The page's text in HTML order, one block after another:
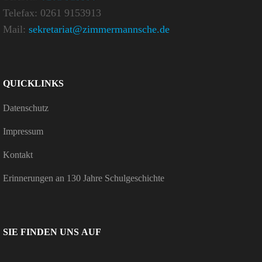
Telefax: 0261 9153913
Mail: sekretariat@zimmermannsche.de
QUICK­LINKS
Daten­schutz
Impressum
Kontakt
Erin­ne­rungen an 130 Jahre Schulgeschichte
SIE FINDEN UNS AUF